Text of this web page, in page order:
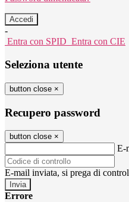
-
Entra con SPID Entra con CIE
Seleziona utente
button close ×
Recupero password
button close ×
E-
E-mail inviata, si prega di
Errore